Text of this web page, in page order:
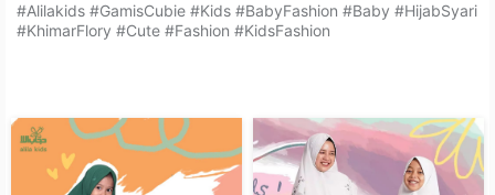
⁣#Alilakids #GamisCubie #Kids #BabyFashion #Baby #HijabSyari
#KhimarFlory #Cute #Fashion #KidsFashion